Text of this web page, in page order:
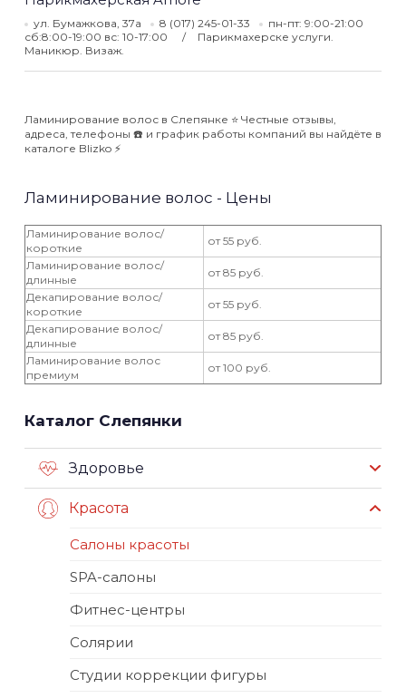
ул. Бумажкова, 37а 8 (017) 245-01-33
пн-пт: 9:00-21:00
сб:8:00-19:00 вс: 10-17:00
Парикмахерске услуги.
Маникюр. Визаж.
Ламинирование волос в Слепянке ⭐️ Честные отзывы,
адреса, телефоны ☎️ и график работы компаний вы найдёте в
каталоге Blizko ⚡️
Ламинирование волос - Цены
Ламинирование волос/
короткие
от 55 руб.
Ламинирование волос/
длинные
от 85 руб.
Декапирование волос/
короткие
от 55 руб.
Декапирование волос/
длинные
от 85 руб.
Ламинирование волос
премиум
от 100 руб.
Каталог Слепянки
Здоровье
Красота
Салоны красоты
SPA-салоны
Фитнес-центры
Солярии
Студии коррекции фигуры